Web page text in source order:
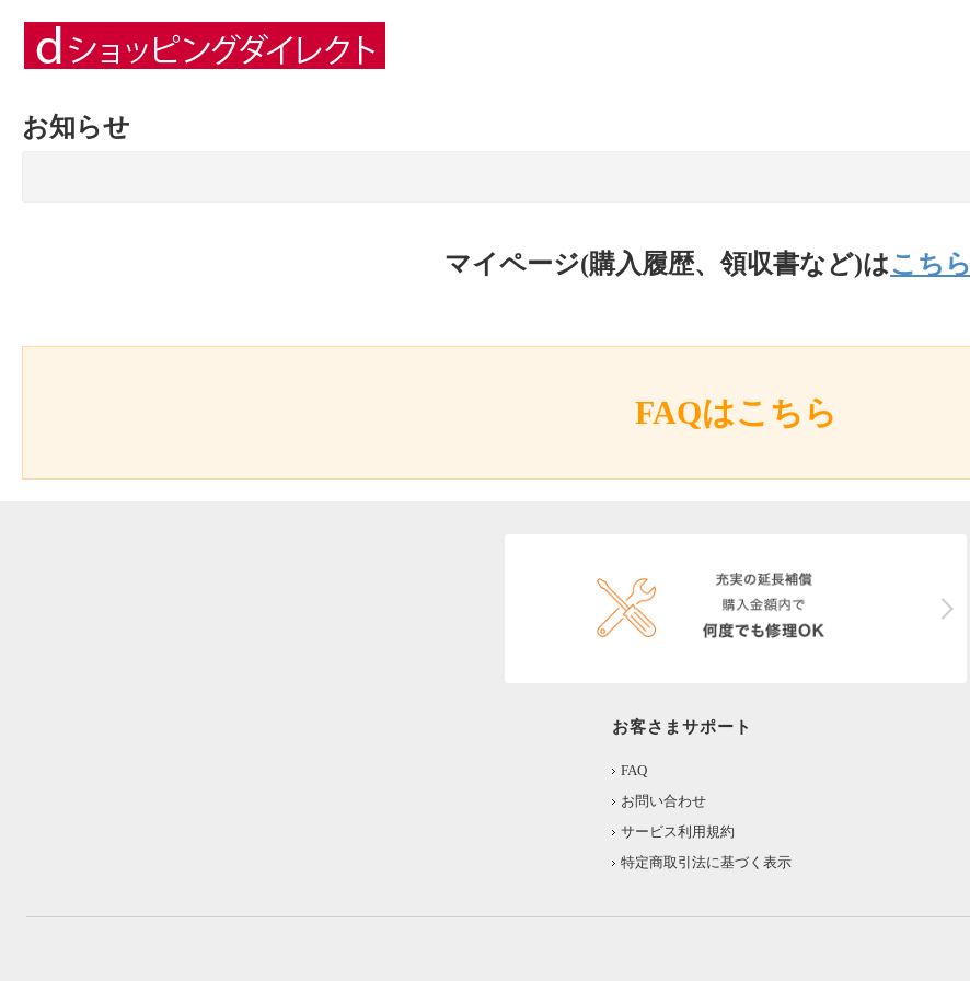
お知らせ
マイページ(購入履歴、領収書など)はこちら
FAQはこちら
お客さまサポート
FAQ
お問い合わせ
サービス利用規約
特定商取引法に基づく表示